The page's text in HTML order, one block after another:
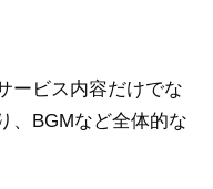
ービス内容だけでな
、BGMなど全体的な